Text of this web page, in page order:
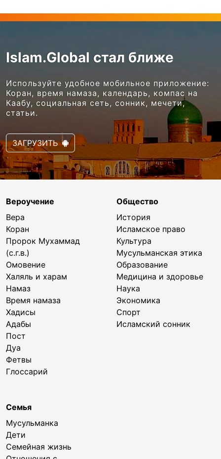
Islam.Global стал ближе
Используйте удобное мобильное приложение:
Коран, время намаза, календарь, компас на
Каабу, социальная сеть, сонник, мечети,
статьи.
ЗАГРУЗИТЬ
Вероучение
Вера
Коран
Пророк Мухаммад
(с.г.в.)
Омовение
Халяль и харам
Намаз
Время намаза
Хадисы
Адабы
Пост
Дуа
Фетвы
Глоссарий
Общество
История
Исламское право
Культура
Мусульманская этика
Образование
Медицина и здоровье
Наука
Экономика
Спорт
Исламский сонник
Семья
Мусульманка
Дети
Семейная жизнь